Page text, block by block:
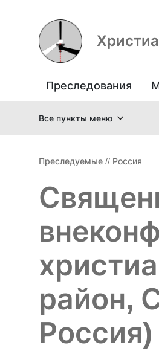
Преследования
Все пункты меню
Преследуемые // Россия
район,
Россия)